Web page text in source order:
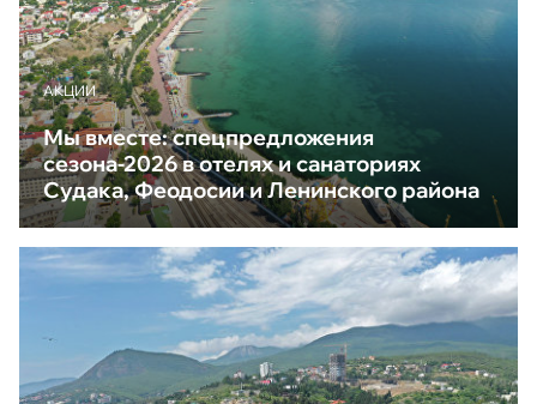
АКЦИИ
Мы вместе: спецпредложения
сезона-2026 в отелях и санаториях
Судака, Феодосии и Ленинского района